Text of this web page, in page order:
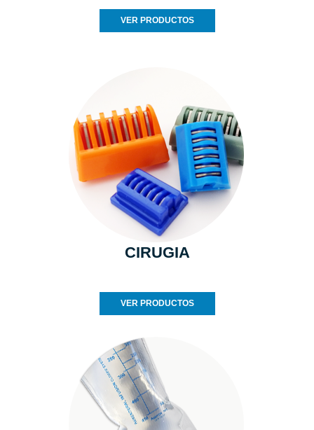
VER PRODUCTOS
CIRUGIA
VER PRODUCTOS